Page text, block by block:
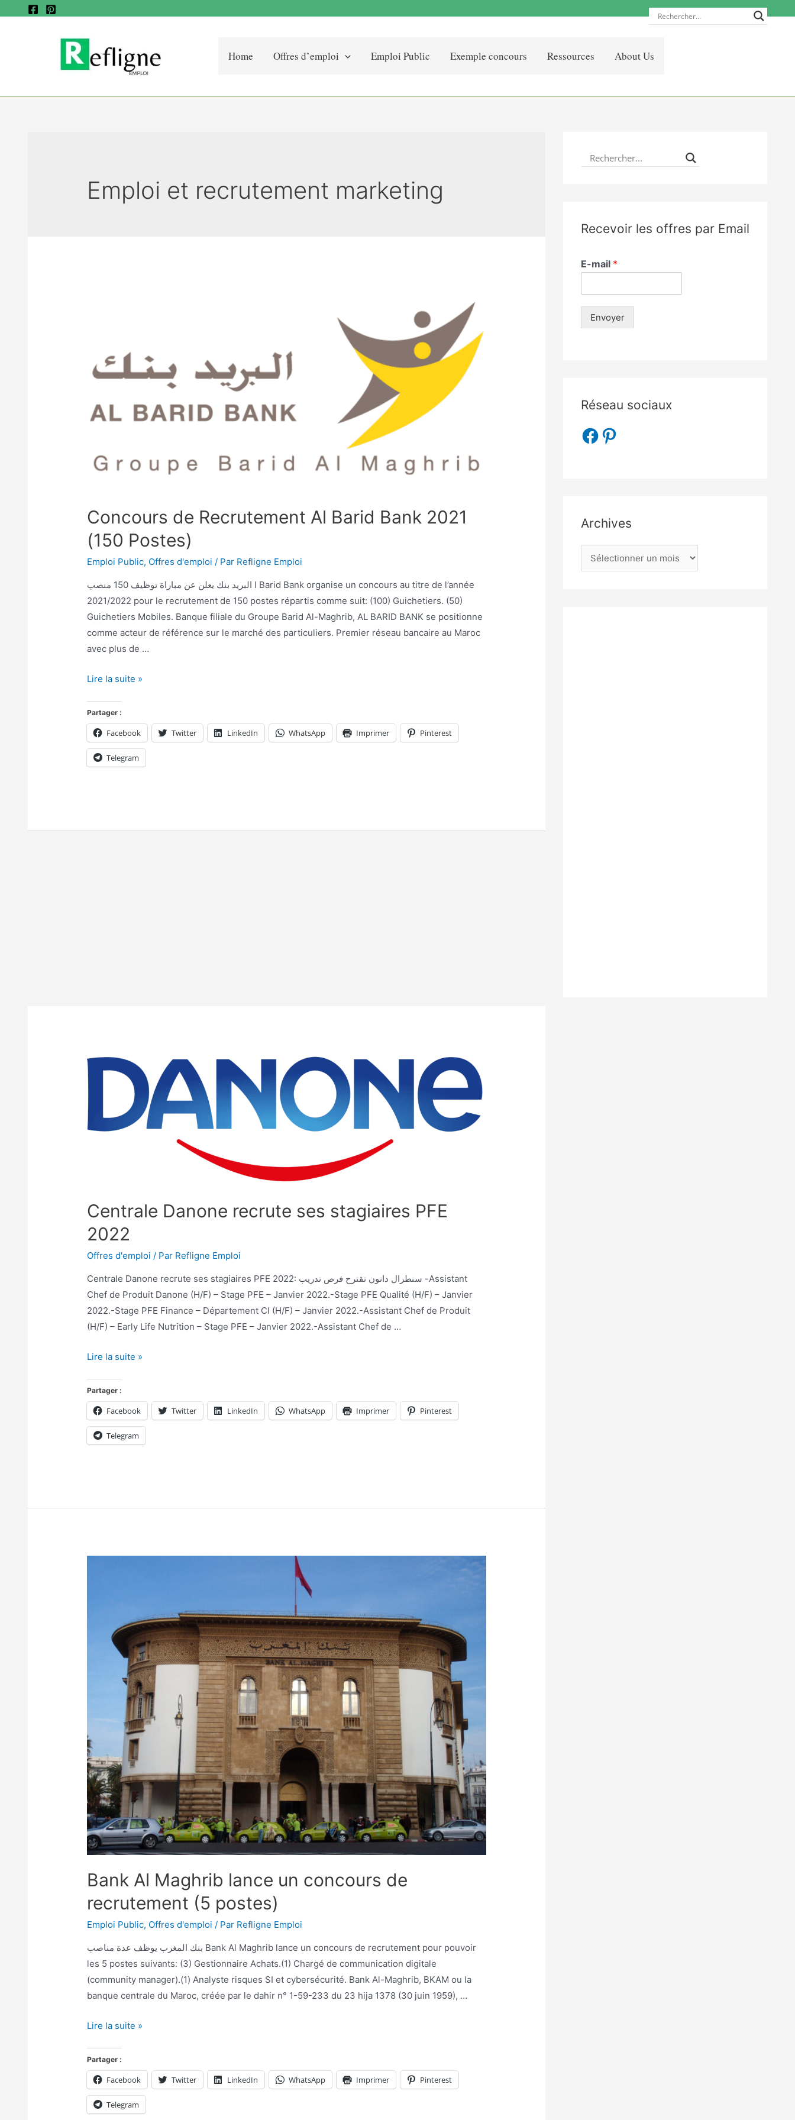
Home Offres d’emploi Emploi Public Exemple concours Ressources About Us
Emploi et recrutement marketing
Concours de Recrutement Al Barid Bank 2021
(150 Postes)
Emploi Public, Offres d'emploi / Par Refligne Emploi
البريد بنك يعلن عن مباراة توظيف 150 منصب l Barid Bank organise un concours au titre de l’année
2021/2022 pour le recrutement de 150 postes répartis comme suit: (100) Guichetiers. (50)
Guichetiers Mobiles. Banque filiale du Groupe Barid Al-Maghrib, AL BARID BANK se positionne
comme acteur de référence sur le marché des particuliers. Premier réseau bancaire au Maroc
avec plus de …
Lire la suite »
Partager :
Facebook Twitter LinkedIn WhatsApp Imprimer Pinterest
Telegram
Centrale Danone recrute ses stagiaires PFE
2022
Offres d'emploi / Par Refligne Emploi
Centrale Danone recrute ses stagiaires PFE 2022: سنطرال دانون تقترح فرص تدريب -Assistant
Chef de Produit Danone (H/F) – Stage PFE – Janvier 2022.-Stage PFE Qualité (H/F) – Janvier
2022.-Stage PFE Finance – Département CI (H/F) – Janvier 2022.-Assistant Chef de Produit
(H/F) – Early Life Nutrition – Stage PFE – Janvier 2022.-Assistant Chef de …
Lire la suite »
Partager :
Facebook Twitter LinkedIn WhatsApp Imprimer Pinterest
Telegram
Bank Al Maghrib lance un concours de
recrutement (5 postes)
Emploi Public, Offres d'emploi / Par Refligne Emploi
بنك المغرب يوظف عدة مناصب Bank Al Maghrib lance un concours de recrutement pour pouvoir
les 5 postes suivants: (3) Gestionnaire Achats.(1) Chargé de communication digitale
(community manager).(1) Analyste risques SI et cybersécurité. Bank Al-Maghrib, BKAM ou la
banque centrale du Maroc, créée par le dahir n° 1-59-233 du 23 hija 1378 (30 juin 1959), …
Lire la suite »
Partager :
Facebook Twitter LinkedIn WhatsApp Imprimer Pinterest
Telegram
Recevoir les offres par Email
E-mail *
Envoyer
Réseau sociaux
Archives